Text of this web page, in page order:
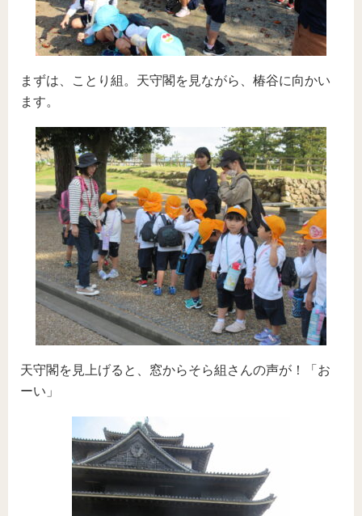
まずは、ことり組。天守閣を見ながら、椿谷に向かい
ます。
天守閣を見上げると、窓からそら組さんの声が！「お
ーい」